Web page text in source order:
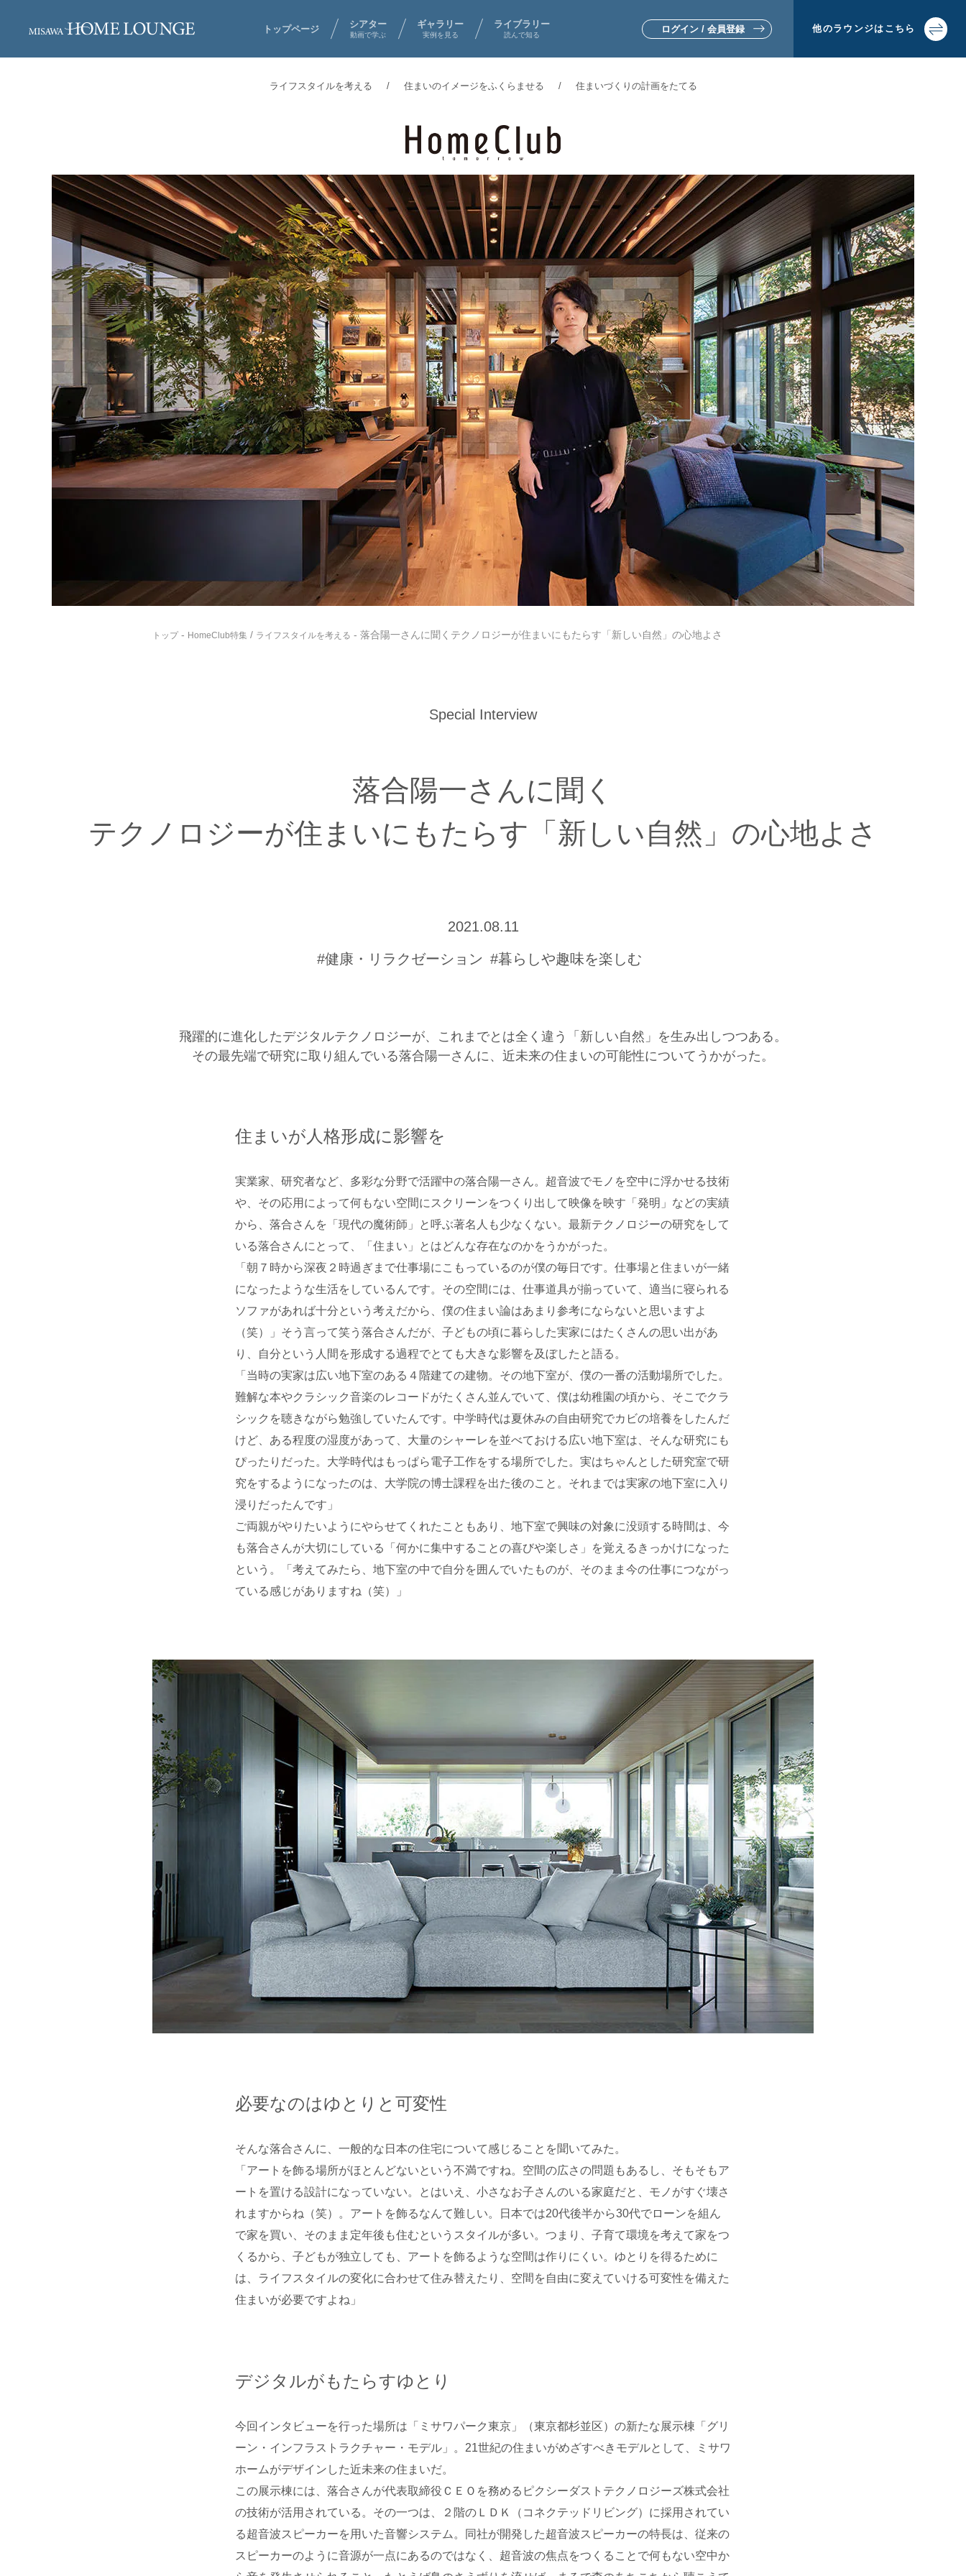
トップページ シアター
動画で学ぶ
ギャラリー
実例を見る
ライブラリー
読んで知る
ログイン / 会員登録 他のラウンジは こちら
▼土地活用・賃貸経営をお考えの方
ライフスタイルを考える 住まいのイメージをふくらませる 住まいづくりの計画をたてる
トップ - HomeClub特集 / ライフスタイルを考える - 落合陽一さんに聞くテクノロジーが住まいにもたらす「新しい自然」の心地よさ
Special Interview
落合陽一さんに聞く
テクノロジーが住まいにもたらす「新しい自然」の心地よさ
2021.08.11
#健康・リラクゼーション #暮らしや趣味を楽しむ
飛躍的に進化したデジタルテクノロジーが、これまでとは全く違う「新しい自然」を生み出しつつある。
その最先端で研究に取り組んでいる落合陽一さんに、近未来の住まいの可能性についてうかがった。
住まいが人格形成に影響を
実業家、研究者など、多彩な分野で活躍中の落合陽一さん。超音波でモノを空中に浮かせる技術
や、その応用によって何もない空間にスクリーンをつくり出して映像を映す「発明」などの実績
から、落合さんを「現代の魔術師」と呼ぶ著名人も少なくない。最新テクノロジーの研究をして
いる落合さんにとって、「住まい」とはどんな存在なのかをうかがった。
「朝７時から深夜２時過ぎまで仕事場にこもっているのが僕の毎日です。仕事場と住まいが一緒
になったような生活をしているんです。その空間には、仕事道具が揃っていて、適当に寝られる
ソファがあれば十分という考えだから、僕の住まい論はあまり参考にならないと思いますよ
（笑）」そう言って笑う落合さんだが、子どもの頃に暮らした実家にはたくさんの思い出があ
り、自分という人間を形成する過程でとても大きな影響を及ぼしたと語る。
「当時の実家は広い地下室のある４階建ての建物。その地下室が、僕の一番の活動場所でした。
難解な本やクラシック音楽のレコードがたくさん並んでいて、僕は幼稚園の頃から、そこでクラ
シックを聴きながら勉強していたんです。中学時代は夏休みの自由研究でカビの培養をしたんだ
けど、ある程度の湿度があって、大量のシャーレを並べておける広い地下室は、そんな研究にも
ぴったりだった。大学時代はもっぱら電子工作をする場所でした。実はちゃんとした研究室で研
究をするようになったのは、大学院の博士課程を出た後のこと。それまでは実家の地下室に入り
浸りだったんです」
ご両親がやりたいようにやらせてくれたこともあり、地下室で興味の対象に没頭する時間は、今
も落合さんが大切にしている「何かに集中することの喜びや楽しさ」を覚えるきっかけになった
という。「考えてみたら、地下室の中で自分を囲んでいたものが、そのまま今の仕事につながっ
ている感じがありますね（笑）」
必要なのはゆとりと可変性
そんな落合さんに、一般的な日本の住宅について感じることを聞いてみた。
「アートを飾る場所がほとんどないという不満ですね。空間の広さの問題もあるし、そもそもア
ートを置ける設計になっていない。とはいえ、小さなお子さんのいる家庭だと、モノがすぐ壊さ
れますからね（笑）。アートを飾るなんて難しい。日本では20代後半から30代でローンを組ん
で家を買い、そのまま定年後も住むというスタイルが多い。つまり、子育て環境を考えて家をつ
くるから、子どもが独立しても、アートを飾るような空間は作りにくい。ゆとりを得るために
は、ライフスタイルの変化に合わせて住み替えたり、空間を自由に変えていける可変性を備えた
住まいが必要ですよね」
デジタルがもたらすゆとり
今回インタビューを行った場所は「ミサワパーク東京」（東京都杉並区）の新たな展示棟「グリ
ーン・インフラストラクチャー・モデル」。21世紀の住まいがめざすべきモデルとして、ミサワ
ホームがデザインした近未来の住まいだ。
この展示棟には、落合さんが代表取締役ＣＥＯを務めるピクシーダストテクノロジーズ株式会社
の技術が活用されている。その一つは、２階のＬＤＫ（コネクテッドリビング）に採用されてい
る超音波スピーカーを用いた音響システム。同社が開発した超音波スピーカーの特長は、従来の
スピーカーのように音源が一点にあるのではなく、超音波の焦点をつくることで何もない空中か